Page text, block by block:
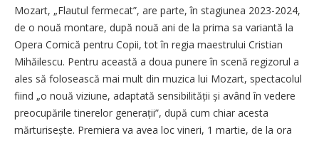
Mozart, „Flautul fermecat”, are parte, în stagiunea 2023-2024,
de o nouă montare, după nouă ani de la prima sa variantă la
Opera Comică pentru Copii, tot în regia maestrului Cristian
Mihăilescu. Pentru această a doua punere în scenă regizorul a
ales să folosească mai mult din muzica lui Mozart, spectacolul
fiind „o nouă viziune, adaptată sensibili­tății și având în vedere
preocupările tinerelor generații”, după cum chiar acesta
mărturisește. Premiera va avea loc vineri, 1 mar­tie, de la ora